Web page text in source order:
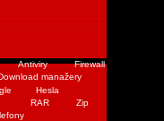
Antiviry
Firewall
manažery
Hesla
RAR
Zip